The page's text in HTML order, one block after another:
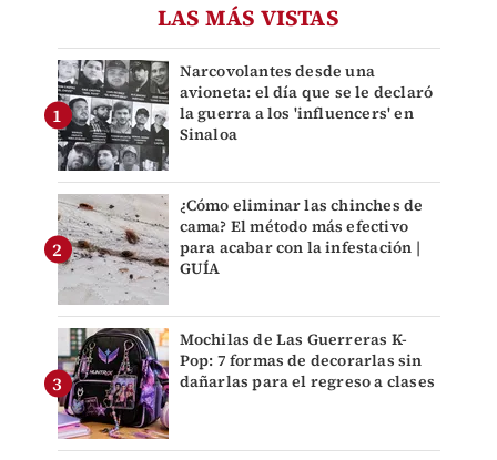
LAS MÁS VISTAS
Narcovolantes desde una
avioneta: el día que se le declaró
la guerra a los 'influencers' en
Sinaloa
¿Cómo eliminar las chinches de
cama? El método más efectivo
para acabar con la infestación |
GUÍA
Mochilas de Las Guerreras K-
Pop: 7 formas de decorarlas sin
dañarlas para el regreso a clases